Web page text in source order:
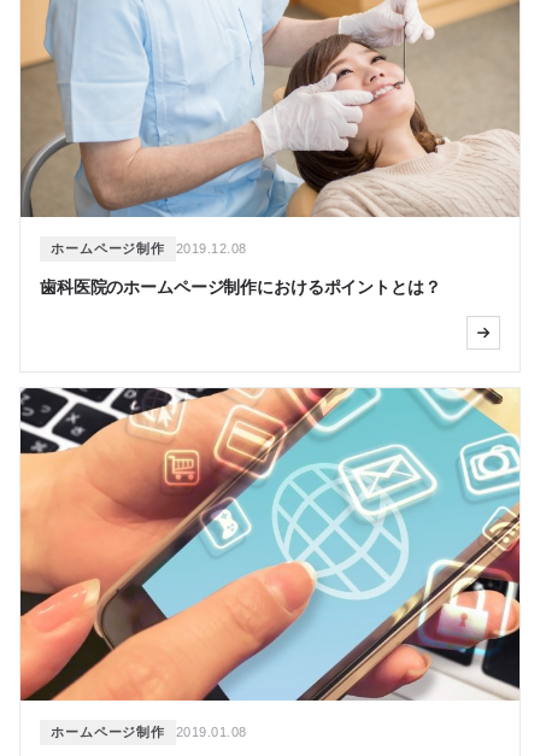
ホームページ制作 2019.12.08
歯科医院のホームページ制作におけるポイントとは？
ホームページ制作 2019.01.08